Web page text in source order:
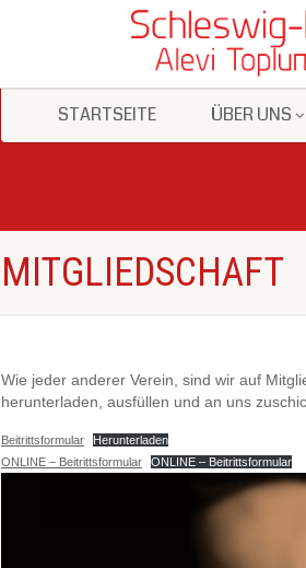
STARTSEITE ÜBER UNS
MITGLIEDSCHAFT
Wie jeder anderer Verein, sind wir auf
herunterladen, ausfüllen und an uns
Beitrittsformular
Herunterladen
ONLINE – Beitrittsformular
ONLINE – Beitrittsformular